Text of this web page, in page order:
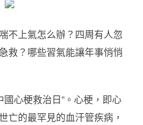
不上氣怎么辦？四周有人忽
救？哪些習氣能讓年事悄悄
國心梗救治日”。心梗，即心
亡的最罕見的血汗管疾病，